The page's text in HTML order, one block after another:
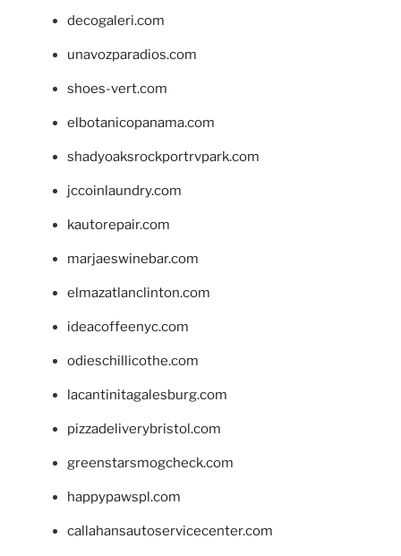
decogaleri.com
unavozparadios.com
shoes-vert.com
elbotanicopanama.com
shadyoaksrockportrvpark.com
jccoinlaundry.com
kautorepair.com
marjaeswinebar.com
elmazatlanclinton.com
ideacoffeenyc.com
odieschillicothe.com
lacantinitagalesburg.com
pizzadeliverybristol.com
greenstarsmogcheck.com
happypawspl.com
callahansautoservicecenter.com